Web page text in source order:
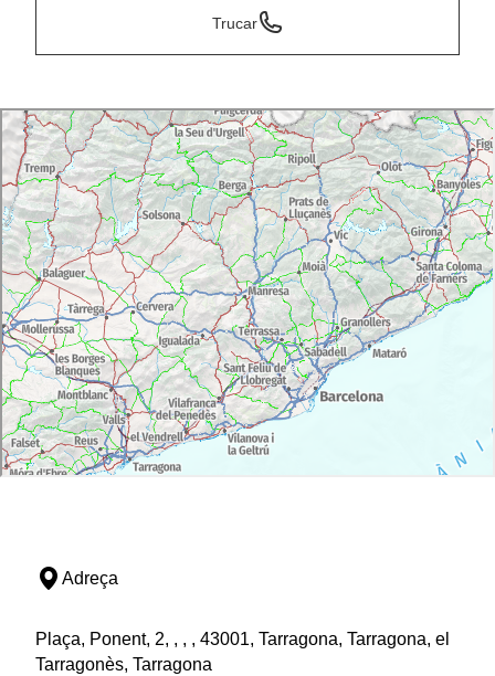
Trucar
Adreça
Plaça, Ponent, 2, , , , 43001, Tarragona, Tarragona, el
Tarragonès, Tarragona